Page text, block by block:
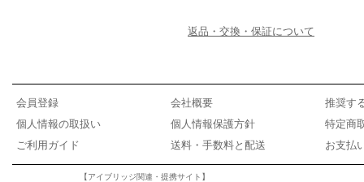
返品・交換・保証について
会員登録 会社概要
推奨す
個人情報の取扱い
個人情報保護方針
特定商
ご利用ガイド
送料・手数料と配送 お支払
【アイブリッジ関連・提携サイト】